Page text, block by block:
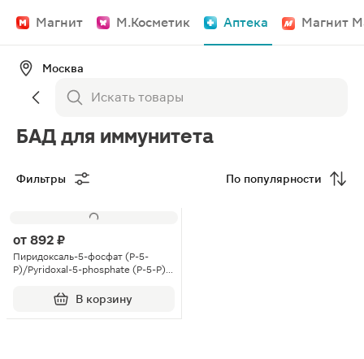
Магнит М.Косметик Аптека Магнит
Москва
БАД для иммунитета
Фильтры По популярности
от 892 ₽
Пиридоксаль-5-фосфат (P-5-
P)/Pyridoxal-5-phosphate (P-5-P)
В корзину